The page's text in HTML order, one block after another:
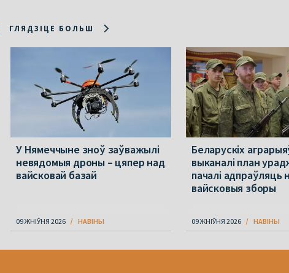
ГЛЯДЗІЦЕ БОЛЬШ
У Нямеччыне зноў заўважылі
невядомыя дроны – цяпер над
вайсковай базай
09 ЖНІЎНЯ 2026 НАВІНЫ
Беларускіх
выканалі план
пачалі адпраўляць
вайсковыя зборы
09 ЖНІЎНЯ 2026 НАВІНЫ